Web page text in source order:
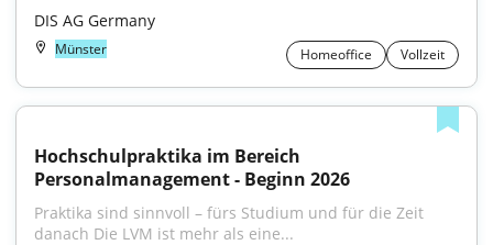
DIS AG Germany
Münster Homeoffice Vollzeit
Hochschulpraktika im Bereich
Personalmanagement - Beginn 2026
Praktika sind sinnvoll – fürs Studium und für die Zeit
danach Die LVM ist mehr als eine...